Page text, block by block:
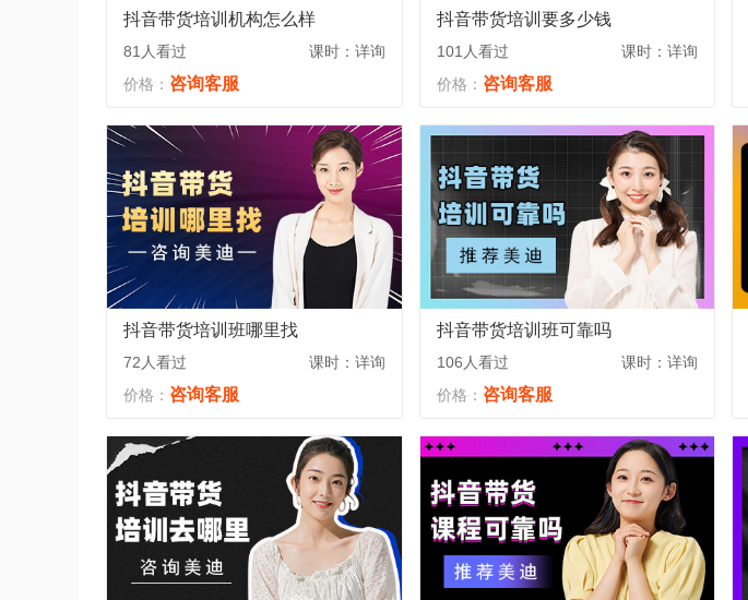
抖音带货培训机构怎么样
81人看过
课时：详询
价格： 咨询客服
抖音带货培训要多少钱
101人看过
课时：详询
价格： 咨询客服
抖音带货培训班哪里找
72人看过
课时：详询
价格： 咨询客服
抖音带货培训班可靠吗
106人看过
课时：详询
价格： 咨询客服